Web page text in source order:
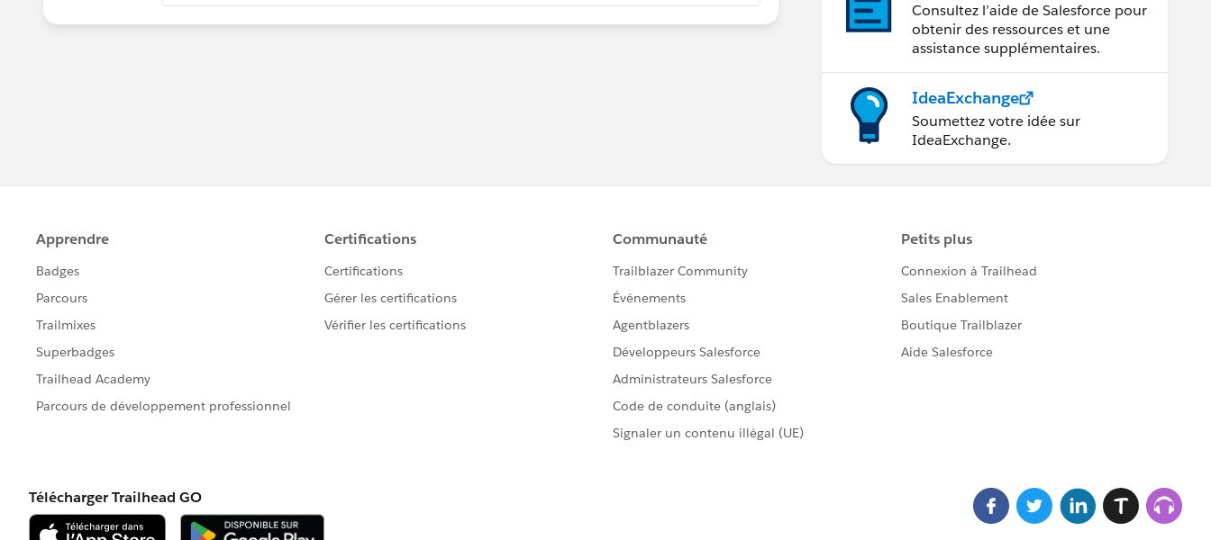
Consultez l’aide de Salesforce pour
obtenir des ressources et une
assistance supplémentaires.
IdeaExchange
Soumettez votre idée sur
IdeaExchange.